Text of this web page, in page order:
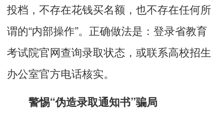
投档，不存在花钱买名额，也不存在任何所
谓的“内部操作”。正确做法是：登录省教育
考试院官网查询录取状态，或联系高校招生
办公室官方电话核实。
警惕“伪造录取通知书”骗局